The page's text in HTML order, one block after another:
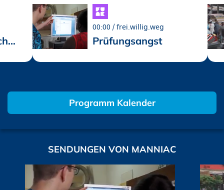
00:00 frei.willig.weg
Prüfungsangst
Programm Kalender
SENDUNGEN VON MANNIAC